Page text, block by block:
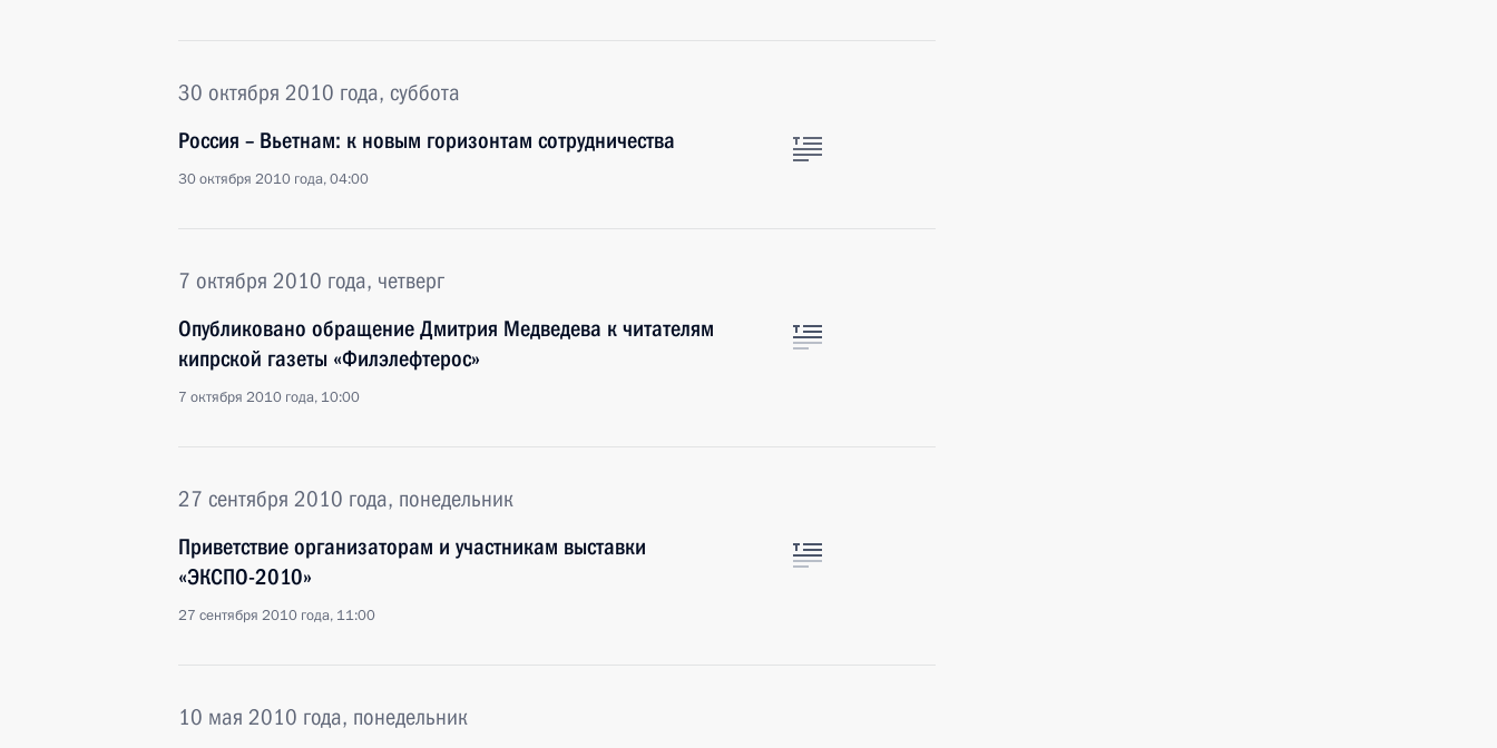
30 октября 2010 года, суббота
Россия – Вьетнам: к новым горизонтам сотрудничества
30 октября 2010 года, 04:00
7 октября 2010 года, четверг
Опубликовано обращение Дмитрия Медведева к читателям
кипрской газеты «Филэлефтерос»
7 октября 2010 года, 10:00
27 сентября 2010 года, понедельник
Приветствие организаторам и участникам выставки
«ЭКСПО-2010»
27 сентября 2010 года, 11:00
10 мая 2010 года, понедельник